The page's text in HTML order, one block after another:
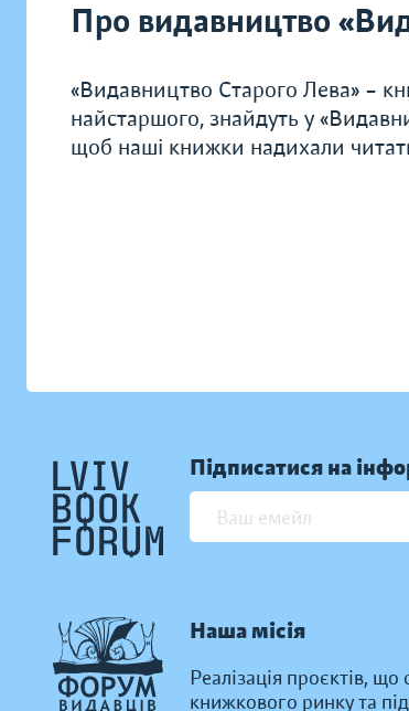
Про видавництво
«Видавництво Старого Лева» –
найстаршого, знайдуть у
щоб наші книжки надихали читати
Підписатися на
Наша місія
Реалізація проєктів,
книжкового ринку та